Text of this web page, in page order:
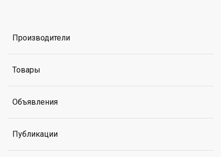
Производители
Товары
Объявления
Публикации